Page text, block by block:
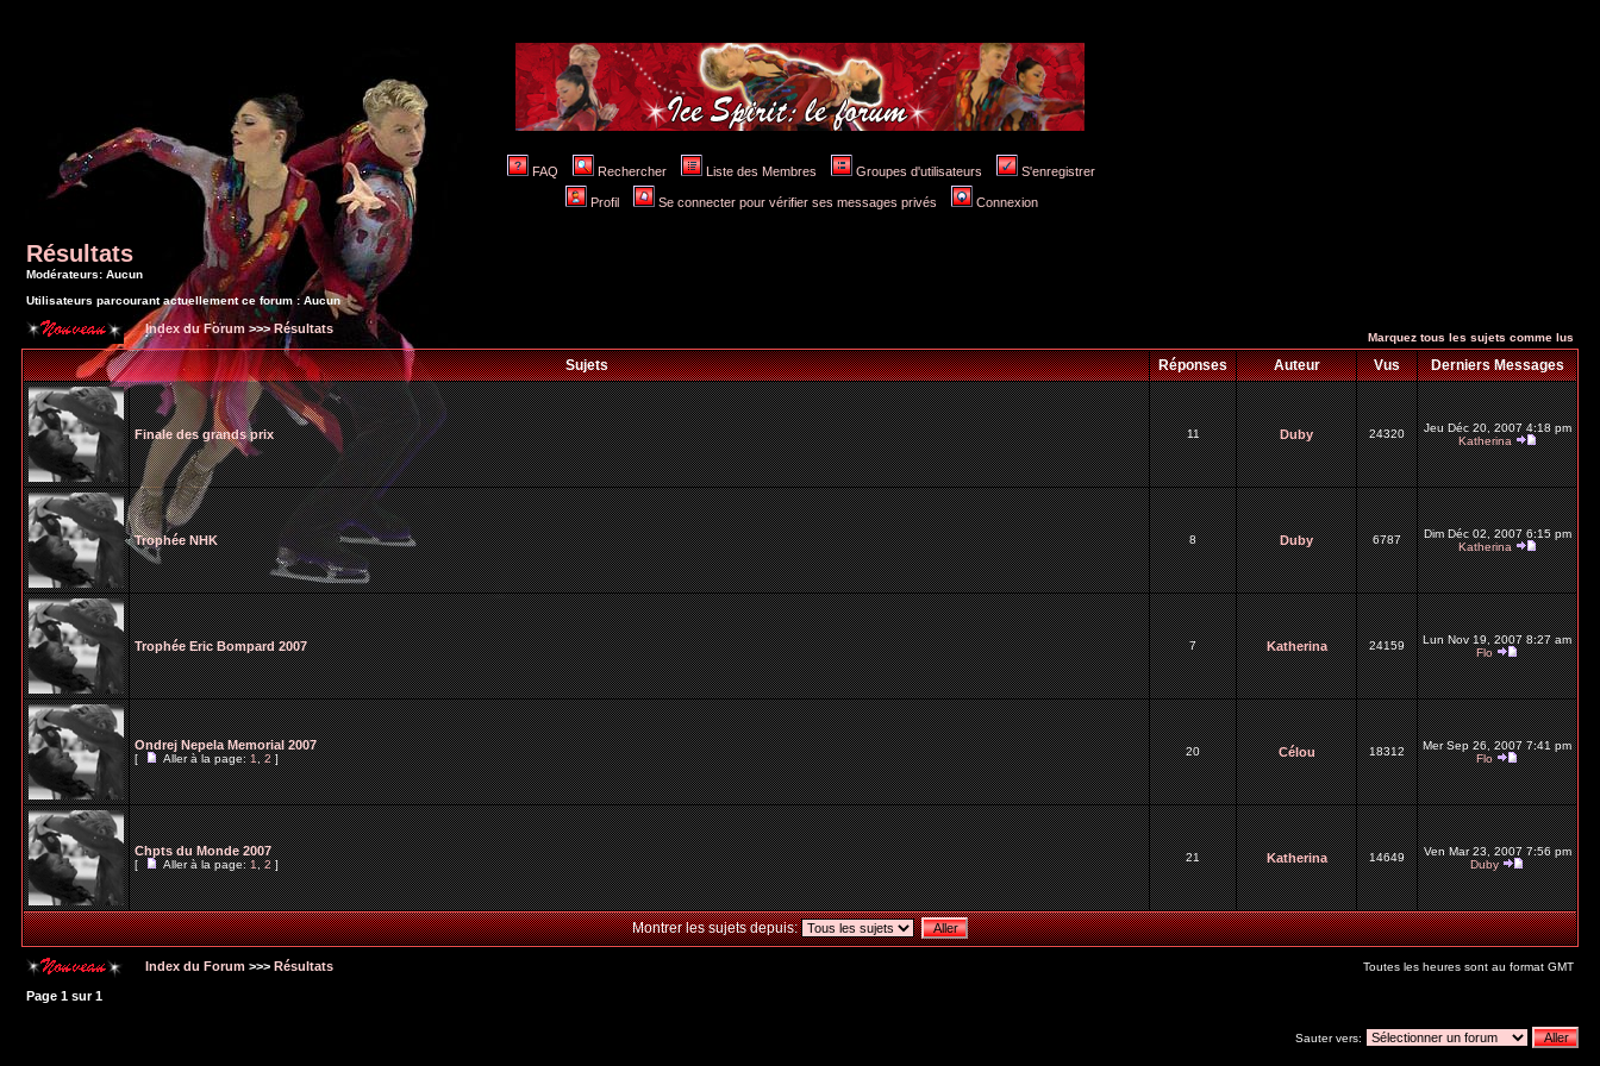
FAQ Rechercher Liste des Membres Groupes d'utilisateurs S'enregistrer
Profil Se connecter pour vérifier ses messages privés Connexion
Résultats
Modérateurs: Aucun
Utilisateurs parcourant actuellement ce forum : Aucun
Index du Forum >>>Résultats
Marquez tous les sujets comme lus
Sujets Réponses Auteur Vus Derniers Messages
Finale des grands prix 11 Duby 24320
Jeu Déc 20, 2007 4:18 pm
Katherina
Trophée NHK 8 Duby 6787
Dim Déc 02, 2007 6:15 pm
Katherina
Trophée Eric Bompard 2007 7 Katherina 24159
Lun Nov 19, 2007 8:27 am
Flo
Ondrej Nepela Memorial 2007
[ Aller à la page:1,2]
20 Célou 18312
Mer Sep 26, 2007 7:41 pm
Flo
Chpts du Monde 2007
[ Aller à la page:1,2]
21 Katherina 14649
Ven Mar 23, 2007 7:56 pm
Duby
Montrer les sujets depuis:
Index du Forum >>> Résultats Toutes les heures sont au format GMT
Page 1 sur1
Sauter vers: